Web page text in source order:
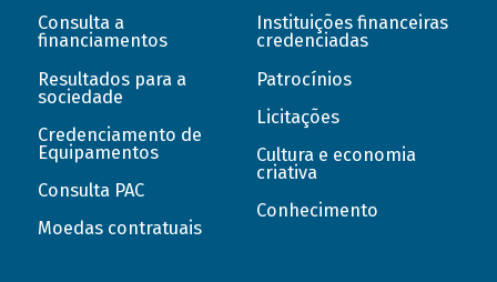
Consulta a
financiamentos
Resultados para a
sociedade
Credenciamento de
Equipamentos
Consulta PAC
Moedas contratuais
Instituições financeiras
credenciadas
Patrocínios
Licitações
Cultura e economia
criativa
Conhecimento